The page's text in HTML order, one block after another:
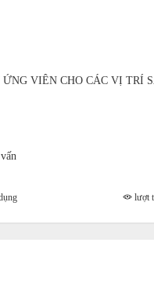
VIÊN CHO CÁC VỊ TRÍ
lượt